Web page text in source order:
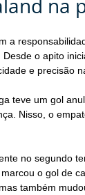
na
a
o apito
e precisão
teve um gol
Nisso, o
no segundo
o gol de
também